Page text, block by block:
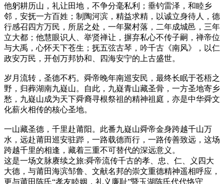
他躬耕历山，礼让田地，不争分毫私利；垂钓雷泽，和睦乡
邻，安抚一方百姓；制陶河滨，精益求精，以诚立身待人，德
行感召四方万民，所居之处，一年聚村落，二年成城邑，三年
立大都；他慧眼识人、举贤禅让，摒弃私心不传子嗣，禅帝位
与大禹，心怀天下苍生；抚五弦古琴，吟千古《南风》，以仁
政安万民，开创万邦协和、四海安宁的上古盛世。
岁月流转，圣德不朽。舜帝晚年南巡安民，最终长眠于苍梧之
野，归葬湖南九嶷山。自此，九嶷青山藏圣骨，一方圣地寄乡
愁，九嶷山成为天下舜裔寻根祭祖的精神祖庭，亦是中华舜文
化薪火相传的核心圣地。
一山藏圣德，千里赴莆阳。此番九嶷山舜帝金身跨越千山万
水，远赴莆田巡安驻跸，一路载德而行，一路传善致远，这场
跨越千里的相逢，藏着三重不可替代的深远意义。
这是一场文脉赓续之旅:舜帝流传千古的孝、忠、仁、义四大
大德，与莆田海滨邹鲁、文献名邦的崇文重德精神遥相呼应，
更与莆田陈氏“孝友睦姻，礼义廉耻”暨玉湖陈氏代代恪守